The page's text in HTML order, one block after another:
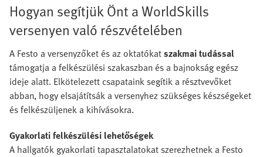
Hogyan segítjük Önt a WorldSkills
versenyen való részvételében
A Festo a versenyzőket és az oktatókatszakmai tudással
támogatja a felkészülési szakaszban és a bajnokság egész
ideje alatt. Elkötelezett csapataink segítik a résztvevőket
abban, hogy elsajátítsák a versenyhez szükséges készségeket
és felkészüljenek a kihívásokra.
Gyakorlati felkészülési lehetőségek
A hallgatók gyakorlati tapasztalatokat szerezhetnek a Festo